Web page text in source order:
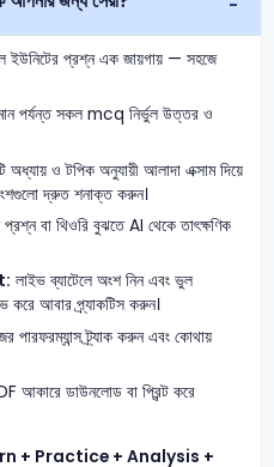
প্রশ্ন এক জায়গায় — সহজে
পর্যন্ত সকল mcq নির্ভুল উত্তর ও
অধ্যায় ও টপিক অনুযায়ী আলাদা এক্সাম দিয়ে
দ্রুত শনাক্ত করুন।
প্রশ্ন বা থিওরি বুঝতে AI থেকে তাৎক্ষণিক
লাইভ ব্যাটেলে অংশ নিন এবং ভুল
আবার প্র্যাকটিস করুন।
পারফরম্যান্স ট্র্যাক করুন এবং কোথায়
আকারে ডাউনলোড বা প্রিন্ট করে
+ Practice + Analysis +